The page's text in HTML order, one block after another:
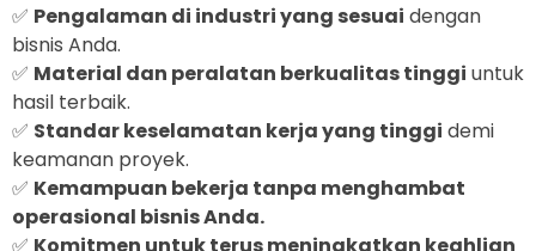
✅ Pengalaman di industri yang sesuai dengan
bisnis Anda.
✅ Material dan peralatan berkualitas tinggi untuk
hasil terbaik.
✅ Standar keselamatan kerja yang tinggi demi
keamanan proyek.
✅ Kemampuan bekerja tanpa menghambat
operasional bisnis Anda.
✅ Komitmen untuk terus meningkatkan keahlian